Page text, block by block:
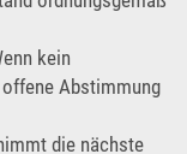
kein
Abstimmung
die nächste